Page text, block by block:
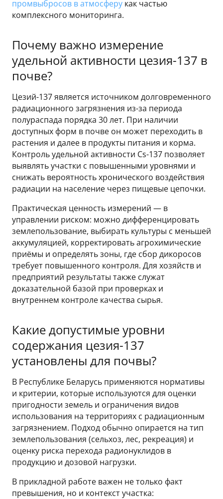
промвыбросов в атмосферу как частью
комплексного мониторинга.
Почему важно измерение
удельной активности цезия-137 в
почве?
Цезий-137 является источником долговременного
радиационного загрязнения из-за периода
полураспада порядка 30 лет. При наличии
доступных форм в почве он может переходить в
растения и далее в продукты питания и корма.
Контроль удельной активности Cs-137 позволяет
выявлять участки с повышенными уровнями и
снижать вероятность хронического воздействия
радиации на население через пищевые цепочки.
Практическая ценность измерений — в
управлении риском: можно дифференцировать
землепользование, выбирать культуры с меньшей
аккумуляцией, корректировать агрохимические
приёмы и определять зоны, где сбор дикоросов
требует повышенного контроля. Для хозяйств и
предприятий результаты также служат
доказательной базой при проверках и
внутреннем контроле качества сырья.
Какие допустимые уровни
содержания цезия-137
установлены для почвы?
В Республике Беларусь применяются нормативы
и критерии, которые используются для оценки
пригодности земель и ограничения видов
использования на территориях с радиационным
загрязнением. Подход обычно опирается на тип
землепользования (сельхоз, лес, рекреация) и
оценку риска перехода радионуклидов в
продукцию и дозовой нагрузки.
В прикладной работе важен не только факт
превышения, но и контекст участка: